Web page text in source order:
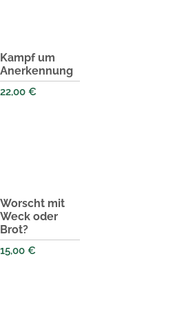
Kampf um
Anerkennung
22,00 €
Worscht mit
Weck oder
Brot?
15,00 €